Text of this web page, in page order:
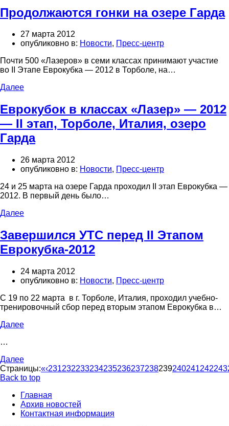
Продолжаются гонки на озере Гарда
27 марта 2012
опубликовно в: Новости, Пресс-центр
Почти 500 «Лазеров» в семи классах принимают участие
во II Этапе Еврокубка — 2012 в Торболе, на…
Далее
Еврокубок в классах «Лазер» — 2012
— II этап, Торболе, Италия, озеро
Гарда
26 марта 2012
опубликовно в: Новости, Пресс-центр
24 и 25 марта на озере Гарда проходил II этап Еврокубка —
2012. В первый день было…
Далее
Завершился УТС перед II Этапом
Еврокубка-2012
24 марта 2012
опубликовно в: Новости, Пресс-центр
С 19 по 22 марта в г. Торболе, Италия, проходил учебно-
тренировочный сбор перед вторым этапом Еврокубка в…
Далее
…
Далее
Страницы:«‹231232233234235236237238239240241242243
Back to top
Главная
Архив новостей
Контактная информация